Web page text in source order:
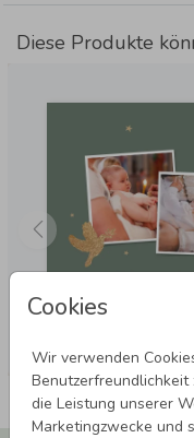
Cookies
Wir verwenden
Benutzerfreundlichkeit
die Leistung unserer
Marketingzwecke und
Diese Produkte